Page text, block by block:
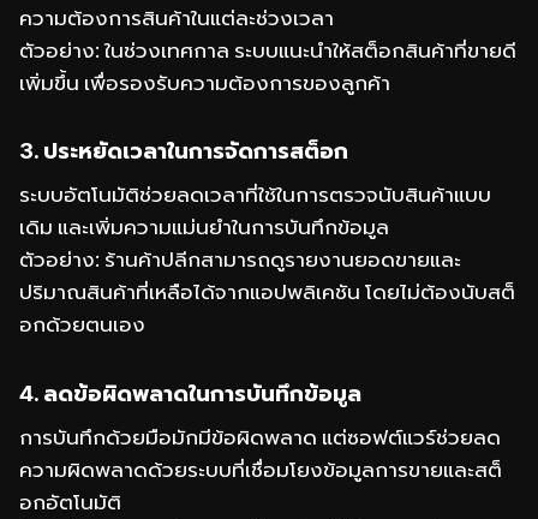
ความต้องการสินค้าในแต่ละช่วงเวลา
ตัวอย่าง: ในช่วงเทศกาล ระบบแนะนำให้สต็อกสินค้าที่ขายดี
เพิ่มขึ้น เพื่อรองรับความต้องการของลูกค้า
3. ประหยัดเวลาในการจัดการสต็อก
ระบบอัตโนมัติช่วยลดเวลาที่ใช้ในการตรวจนับสินค้าแบบ
เดิม และเพิ่มความแม่นยำในการบันทึกข้อมูล
ตัวอย่าง: ร้านค้าปลีกสามารถดูรายงานยอดขายและ
ปริมาณสินค้าที่เหลือได้จากแอปพลิเคชัน โดยไม่ต้องนับสต็
อกด้วยตนเอง
4. ลดข้อผิดพลาดในการบันทึกข้อมูล
การบันทึกด้วยมือมักมีข้อผิดพลาด แต่ซอฟต์แวร์ช่วยลด
ความผิดพลาดด้วยระบบที่เชื่อมโยงข้อมูลการขายและสต็
อกอัตโนมัติ